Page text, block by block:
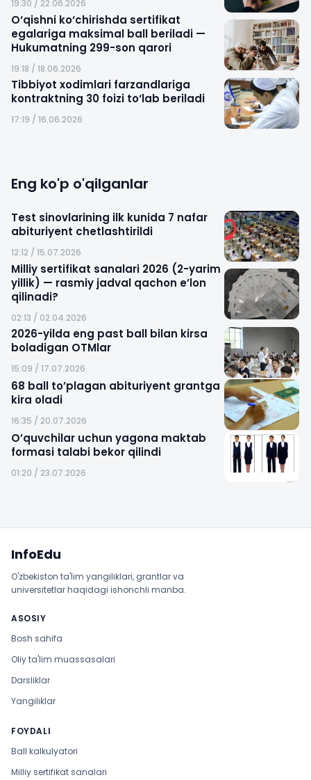
19:30 / 22.06.2026
O‘qishni ko‘chirishda sertifikat
egalariga maksimal ball beriladi —
Hukumatning 299-son qarori
19:18 / 18.06.2026
Tibbiyot xodimlari farzandlariga
kontraktning 30 foizi to‘lab beriladi
17:19 / 16.06.2026
Eng ko'p o'qilganlar
Test sinovlarining ilk kunida 7 nafar
abituriyent chetlashtirildi
12:12 / 15.07.2026
Milliy sertifikat sanalari 2026 (2-yarim
yillik) — rasmiy jadval qachon e’lon
qilinadi?
02:13 / 02.04.2026
2026-yilda eng past ball bilan kirsa
boladigan OTMlar
15:09 / 17.07.2026
68 ball to’plagan abituriyent grantga
kira oladi
16:35 / 20.07.2026
O’quvchilar uchun yagona maktab
formasi talabi bekor qilindi
01:20 / 23.07.2026
InfoEdu
O'zbekiston ta'lim yangiliklari, grantlar va
universitetlar haqidagi ishonchli manba.
ASOSIY
Bosh sahifa
Oliy ta'lim muassasalari
Darsliklar
Yangiliklar
FOYDALI
Ball kalkulyatori
Milliy sertifikat sanalari